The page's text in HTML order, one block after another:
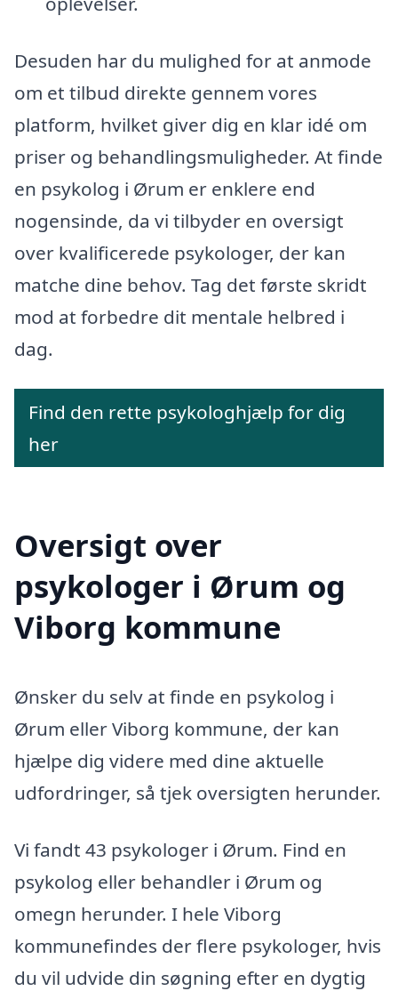
Desuden har du mulighed for at anmode
om et tilbud direkte gennem vores
platform, hvilket giver dig en klar idé om
priser og behandlingsmuligheder. At finde
en psykolog i Ørum er enklere end
nogensinde, da vi tilbyder en oversigt
over kvalificerede psykologer, der kan
matche dine behov. Tag det første skridt
mod at forbedre dit mentale helbred i
dag.
Find den rette psykologhjælp for dig
her
Oversigt over
psykologer i Ørum og
Viborg kommune
Ønsker du selv at finde en psykolog i
Ørum eller Viborg kommune, der kan
hjælpe dig videre med dine aktuelle
udfordringer, så tjek oversigten herunder.
Vi fandt 43 psykologer i Ørum. Find en
psykolog eller behandler i Ørum og
omegn herunder. I hele Viborg
kommunefindes der flere psykologer, hvis
du vil udvide din søgning efter en dygtig